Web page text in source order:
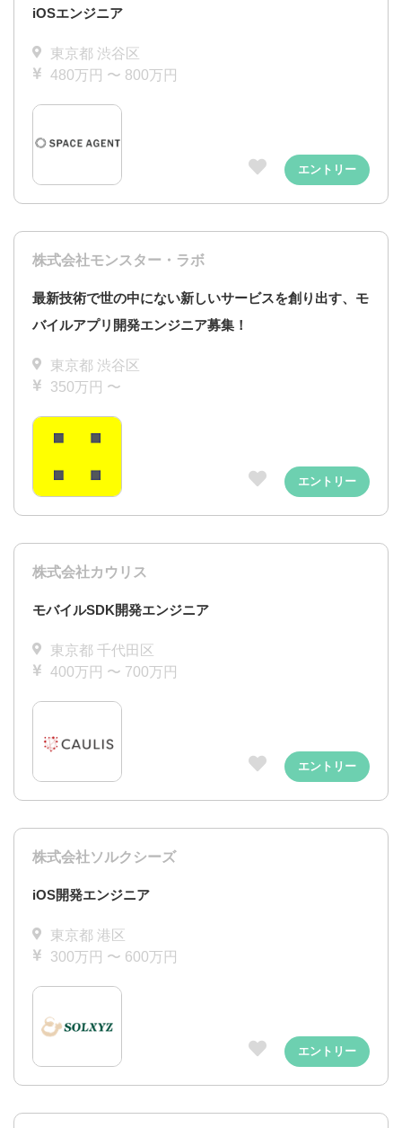
iOSエンジニア
東京都 渋谷区
480万円 〜 800万円
エントリー
株式会社モンスター・ラボ
最新技術で世の中にない新しいサービスを創り出す、モ
バイルアプリ開発エンジニア募集！
東京都 渋谷区
350万円 〜
エントリー
株式会社カウリス
モバイルSDK開発エンジニア
東京都 千代田区
400万円 〜 700万円
エントリー
株式会社ソルクシーズ
iOS開発エンジニア
東京都 港区
300万円 〜 600万円
エントリー